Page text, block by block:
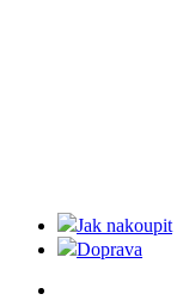
Jak nakoupit
Doprava